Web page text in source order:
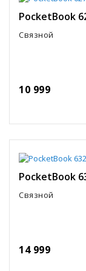
PocketBook
Связной
10 999
PocketBook
Связной
14 999